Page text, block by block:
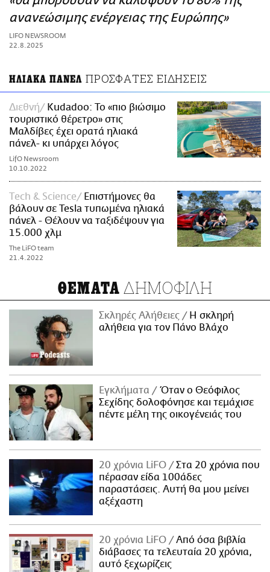
ΑΜΠΑ
PRINT
ανανεώσιμης ενέργειας της Ευρώπης»
LIFO NEWSROOM
22.8.2025
ΗΛΙΑΚΑ ΠΑΝΕΛ ΠΡΟΣΦΑΤΕΣ ΕΙΔΗΣΕΙΣ
Διεθνή
Kudadoo: Το «πιο βιώσιμο
τουριστικό θέρετρο» στις
Μαλδίβες έχει ορατά ηλιακά
πάνελ- κι υπάρχει λόγος
LifO Newsroom
10.10.2022
Τech & Science
Επιστήμονες θα
βάλουν σε Tesla τυπωμένα ηλιακά
πάνελ - Θέλουν να ταξιδέψουν για
15.000 χλμ
The LiFO team
21.4.2022
ΘΕΜΑΤΑ ΔΗΜΟΦΙΛΗ
Σκληρές Αλήθειες
H σκληρή
αλήθεια για τον Πάνο Βλάχο
Εγκλήματα
Όταν ο Θεόφιλος
Σεχίδης δολοφόνησε και τεμάχισε
πέντε μέλη της οικογένειάς του
20 χρόνια LiFO
Στα 20 χρόνια που
πέρασαν είδα 100άδες
παραστάσεις. Αυτή θα μου μείνει
αξέχαστη
20 χρόνια LiFO
Από όσα βιβλία
διάβασες τα τελευταία 20 χρόνια,
αυτό ξεχωρίζεις